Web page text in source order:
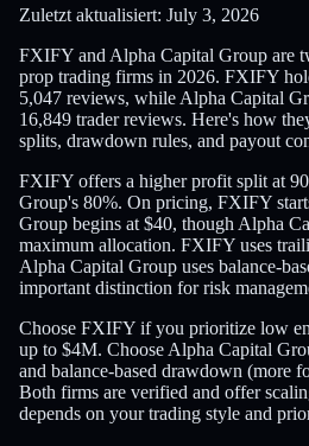
Zuletzt aktualisiert: July 3, 2026
FXIFY and Alpha Capital Group are
prop trading firms in 2026. FXIFY
5,047 reviews, while Alpha Capital
16,849 trader reviews. Here's how
splits, drawdown rules, and payout
FXIFY offers a higher profit split at
Group's 80%. On pricing, FXIFY
Group begins at $40, though Alpha
maximum allocation. FXIFY uses
Alpha Capital Group uses balance-
important distinction for risk
Choose FXIFY if you prioritize low
up to $4M. Choose Alpha Capital
and balance-based drawdown (more
Both firms are verified and offer
depends on your trading style and